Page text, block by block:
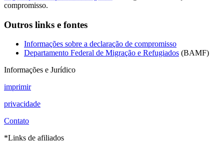
compromisso.
Outros links e fontes
Informações sobre a declaração de compromisso
Departamento Federal de Migração e Refugiados (BAMF)
Informações e Jurídico
imprimir
privacidade
Contato
*Links de afiliados